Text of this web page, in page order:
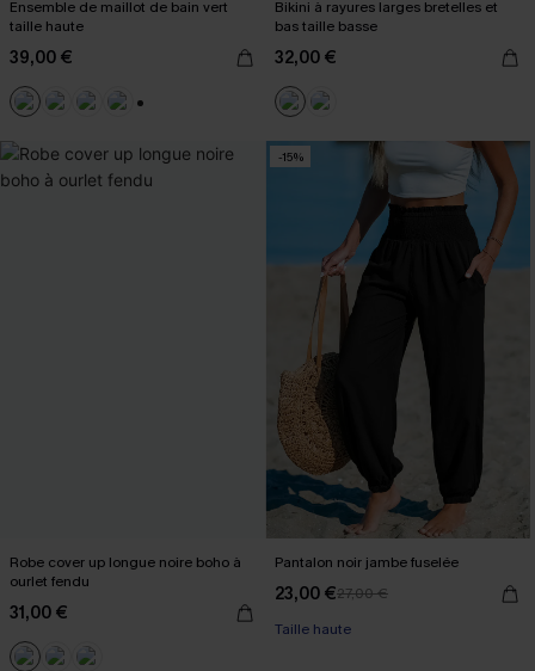
Ensemble de maillot de bain vert
taille haute
39,00 €
Bikini à rayures larges bretelles et
bas taille basse
32,00 €
Robe cover up longue noire boho à
ourlet fendu
31,00 €
-15%
Pantalon noir jambe fuselée
23,00 €27,00 €
Taille haute